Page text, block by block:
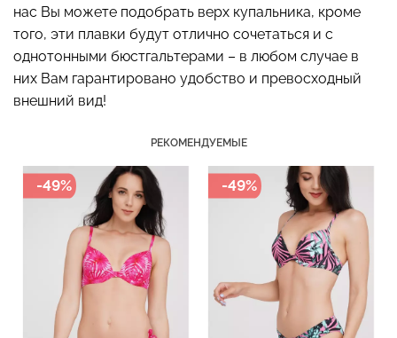
нас Вы можете подобрать верх купальника, кроме
того, эти плавки будут отлично сочетаться и с
однотонными бюстгальтерами – в любом случае в
них Вам гарантировано удобство и превосходный
внешний вид!
РЕКОМЕНДУЕМЫЕ
-49% -49%
179 грн.299 грн.
299 грн.499 грн.